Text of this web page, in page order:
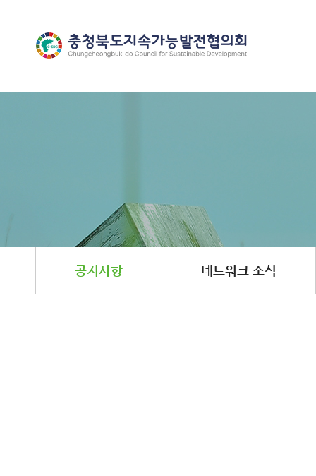
공지사항 네트워크 소식